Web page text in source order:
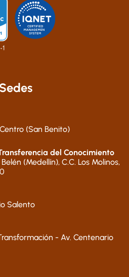
Sedes
(San Benito)
del Conocimiento
(Medellín), C.C. Los Molinos,
Salento
- Av. Centenario